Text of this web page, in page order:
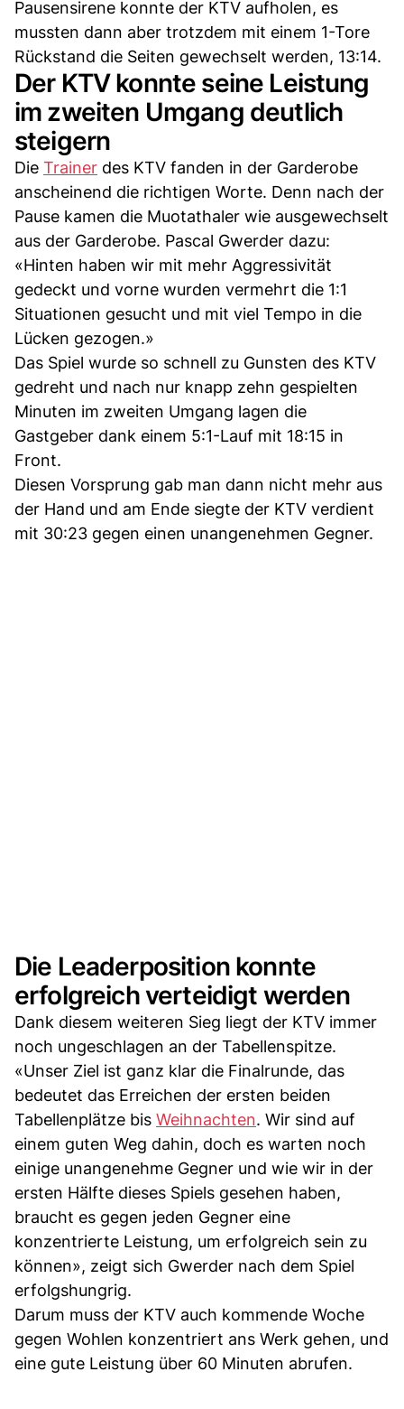
Pausensirene konnte der KTV aufholen, es
mussten dann aber trotzdem mit einem 1-Tore
Rückstand die Seiten gewechselt werden, 13:14.
Der KTV konnte seine Leistung
im zweiten Umgang deutlich
steigern
Die Trainer des KTV fanden in der Garderobe
anscheinend die richtigen Worte. Denn nach der
Pause kamen die Muotathaler wie ausgewechselt
aus der Garderobe. Pascal Gwerder dazu:
«Hinten haben wir mit mehr Aggressivität
gedeckt und vorne wurden vermehrt die 1:1
Situationen gesucht und mit viel Tempo in die
Lücken gezogen.»
Das Spiel wurde so schnell zu Gunsten des KTV
gedreht und nach nur knapp zehn gespielten
Minuten im zweiten Umgang lagen die
Gastgeber dank einem 5:1-Lauf mit 18:15 in
Front.
Diesen Vorsprung gab man dann nicht mehr aus
der Hand und am Ende siegte der KTV verdient
mit 30:23 gegen einen unangenehmen Gegner.
Die Leaderposition konnte
erfolgreich verteidigt werden
Dank diesem weiteren Sieg liegt der KTV immer
noch ungeschlagen an der Tabellenspitze.
«Unser Ziel ist ganz klar die Finalrunde, das
bedeutet das Erreichen der ersten beiden
Tabellenplätze bis Weihnachten. Wir sind auf
einem guten Weg dahin, doch es warten noch
einige unangenehme Gegner und wie wir in der
ersten Hälfte dieses Spiels gesehen haben,
braucht es gegen jeden Gegner eine
konzentrierte Leistung, um erfolgreich sein zu
können», zeigt sich Gwerder nach dem Spiel
erfolgshungrig.
Darum muss der KTV auch kommende Woche
gegen Wohlen konzentriert ans Werk gehen, und
eine gute Leistung über 60 Minuten abrufen.